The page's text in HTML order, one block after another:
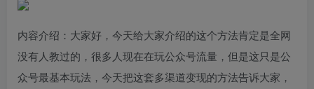
内容介绍：大家好，今天给大家介绍的这个方法肯定是全网
没有人教过的，很多人现在在玩公众号流量，但是这只是公
众号最基本玩法，今天把这套多渠道变现的方法告诉大家，